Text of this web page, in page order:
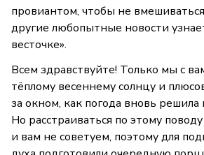
провиантом, чтобы не
другие любопытные новости
весточке».
Всем здравствуйте! Только мы с
тёплому весеннему солнцу и
за окном, как погода вновь
Но расстраиваться по этому
и вам не советуем, поэтому для